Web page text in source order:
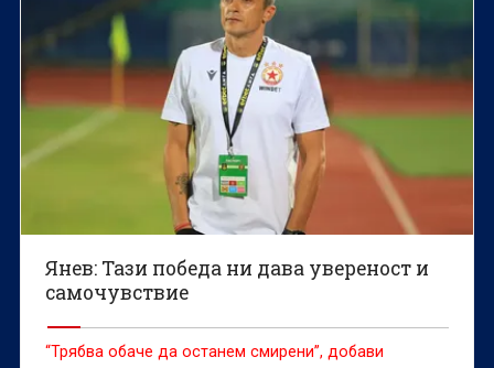
Янев: Тази победа ни дава увереност и
самочувствие
“Трябва обаче да останем смирени”, добави